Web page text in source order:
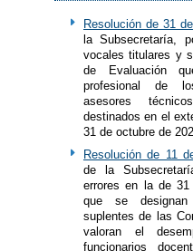
Resolución de 31
la Subsecretaría,
vocales titulares y
de Evaluación
profesional de
asesores
destinados en el
31 de octubre de
Resolución de 11
de la
errores en la de
que se
suplentes de las
valoran el
funcionarios